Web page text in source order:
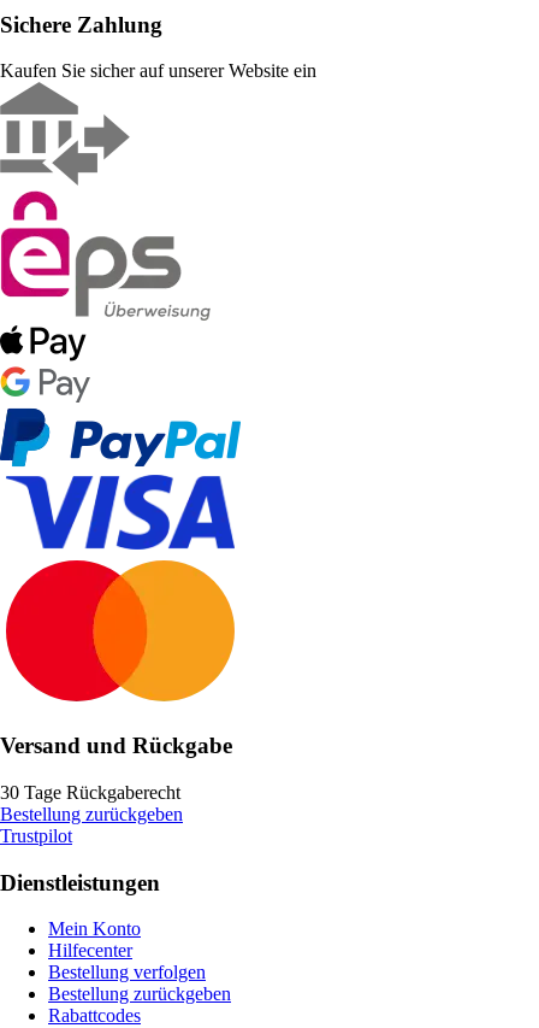
Sichere Zahlung
Kaufen Sie sicher auf unserer Website ein
Versand und Rückgabe
30 Tage Rückgaberecht
Bestellung zurückgeben
Trustpilot
Dienstleistungen
Mein Konto
Hilfecenter
Bestellung verfolgen
Bestellung zurückgeben
Rabattcodes